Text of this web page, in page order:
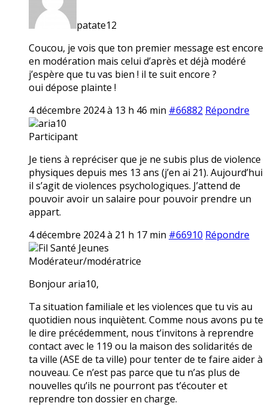
patate12
Coucou, je vois que ton premier message est encore
en modération mais celui d’après et déjà modéré
j’espère que tu vas bien ! il te suit encore ?
oui dépose plainte !
4 décembre 2024 à 13 h 46 min #66882 Répondre
aria10
Participant
Je tiens à repréciser que je ne subis plus de violence
physiques depuis mes 13 ans (j’en ai 21). Aujourd’hui
il s’agit de violences psychologiques. J’attend de
pouvoir avoir un salaire pour pouvoir prendre un
appart.
4 décembre 2024 à 21 h 17 min #66910 Répondre
Fil Santé Jeunes
Modérateur/modératrice
Bonjour aria10,
Ta situation familiale et les violences que tu vis au
quotidien nous inquiètent. Comme nous avons pu te
le dire précédemment, nous t’invitons à reprendre
contact avec le 119 ou la maison des solidarités de
ta ville (ASE de ta ville) pour tenter de te faire aider à
nouveau. Ce n’est pas parce que tu n’as plus de
nouvelles qu’ils ne pourront pas t’écouter et
reprendre ton dossier en charge.